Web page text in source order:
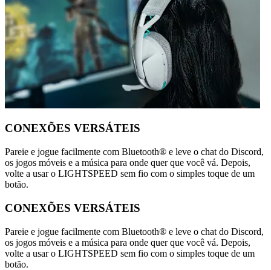
CONEXÕES VERSÁTEIS
Pareie e jogue facilmente com Bluetooth® e leve o chat do Discord,
os jogos móveis e a música para onde quer que você vá. Depois,
volte a usar o LIGHTSPEED sem fio com o simples toque de um
botão.
CONEXÕES VERSÁTEIS
Pareie e jogue facilmente com Bluetooth® e leve o chat do Discord,
os jogos móveis e a música para onde quer que você vá. Depois,
volte a usar o LIGHTSPEED sem fio com o simples toque de um
botão.